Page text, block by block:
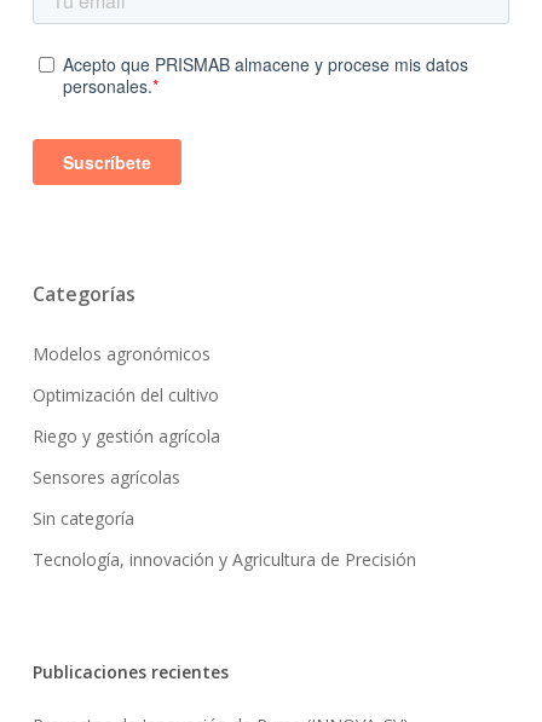
Categorías
Modelos agronómicos
Optimización del cultivo
Riego y gestión agrícola
Sensores agrícolas
Sin categoría
Tecnología, innovación y Agricultura de Precisión
Publicaciones recientes